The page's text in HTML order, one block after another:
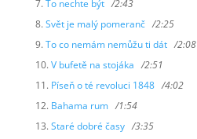
To nechte být /2:43
Svět je malý pomeranč /2:25
To co nemám nemůžu ti dát /2:08
V bufetě na stojáka /2:51
Píseň o té revoluci 1848 /4:02
Bahama rum /1:54
Staré dobré časy /3:35